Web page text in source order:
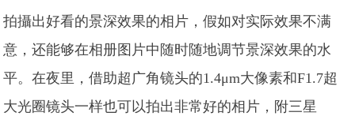
拍攝出好看的景深效果的相片，假如对实际效果不满
意，还能够在相册图片中随时随地调节景深效果的水
平。在夜里，借助超广角镜头的1.4μm大像素和F1.7超
大光圈镜头一样也可以拍出非常好的相片，附三星